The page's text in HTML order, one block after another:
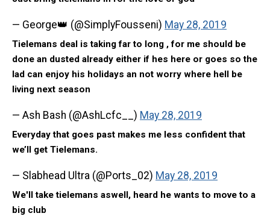
— George👑 (@SimplyFousseni) May 28, 2019
Tielemans deal is taking far to long , for me should be
done an dusted already either if hes here or goes so the
lad can enjoy his holidays an not worry where hell be
living next season
— Ash Bash (@AshLcfc__) May 28, 2019
Everyday that goes past makes me less confident that
we’ll get Tielemans.
— Slabhead Ultra (@Ports_02) May 28, 2019
We'll take tielemans aswell, heard he wants to move to a
big club